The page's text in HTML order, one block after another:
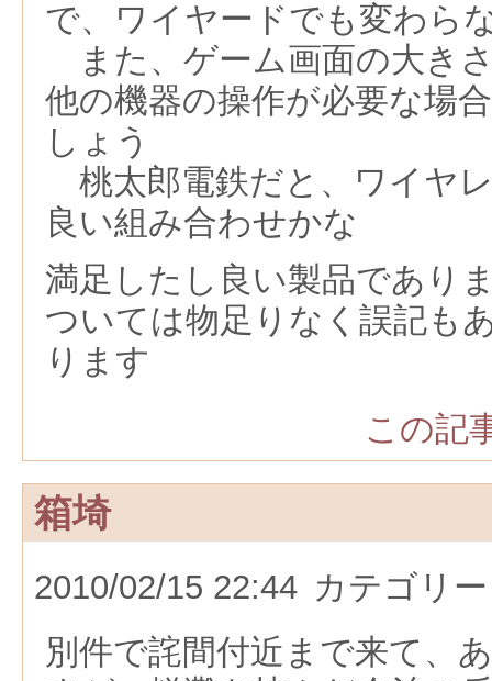
で、ワイヤードでも変わら
また、ゲーム画面の大き
他の機器の操作が必要な場
しょう
桃太郎電鉄だと、ワイヤ
良い組み合わせかな
満足したし良い製品であり
ついては物足りなく誤記も
ります
この記
箱埼
2010/02/15 22:44 カテゴリ
別件で詫間付近まで来て、